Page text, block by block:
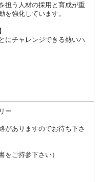
担う人材の採用と育成が重
を強化しています。
にチャレンジできる熱いハ
ー
がありますのでお待ち下さ
をご持参下さい）